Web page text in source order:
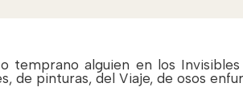
temprano alguien en los
de pinturas, del Viaje, de osos